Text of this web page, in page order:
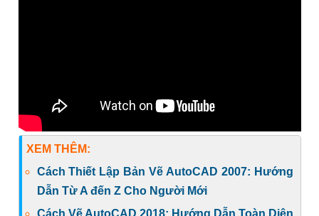
XEM THÊM:
Cách Thiết Lập Bản Vẽ AutoCAD 2007: Hướng
Dẫn Từ A đến Z Cho Người Mới
Cách Vẽ AutoCAD 2018: Hướng Dẫn Toàn Diện